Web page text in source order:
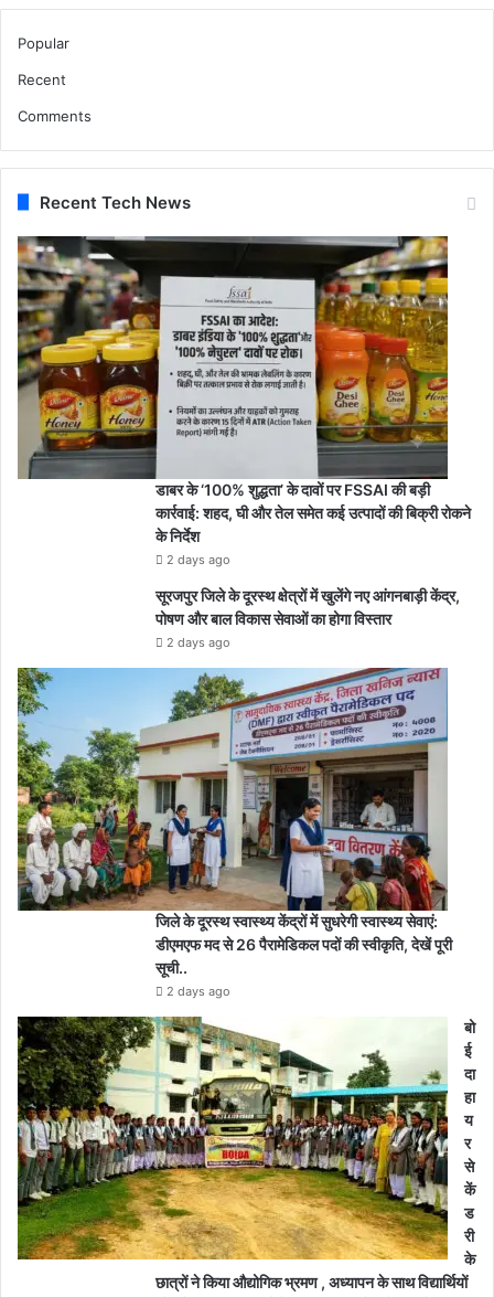
Popular
Recent
Comments
Recent Tech News
डाबर के ‘100% शुद्धता’ के दावों पर FSSAI की बड़ी
कार्रवाई: शहद, घी और तेल समेत कई उत्पादों की बिक्री रोकने
के निर्देश
2 days ago
सूरजपुर जिले के दूरस्थ क्षेत्रों में खुलेंगे नए आंगनबाड़ी केंद्र,
पोषण और बाल विकास सेवाओं का होगा विस्तार
2 days ago
जिले के दूरस्थ स्वास्थ्य केंद्रों में सुधरेगी स्वास्थ्य सेवाएं:
डीएमएफ मद से 26 पैरामेडिकल पदों की स्वीकृति, देखें पूरी
सूची..
2 days ago
बो
ई
दा
हा
य
र
से
कें
ड
री
के
छात्रों ने किया औद्योगिक भ्रमण , अध्यापन के साथ विद्यार्थियों